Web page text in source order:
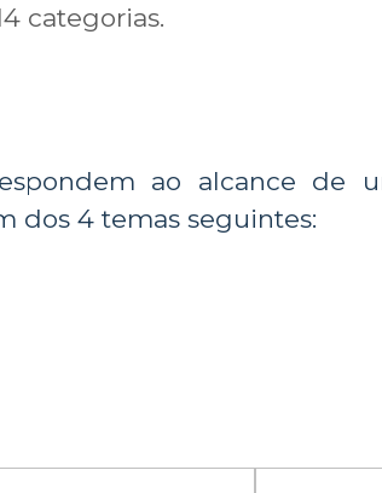
categorias.
ao alcance
dos 4 temas seguintes: